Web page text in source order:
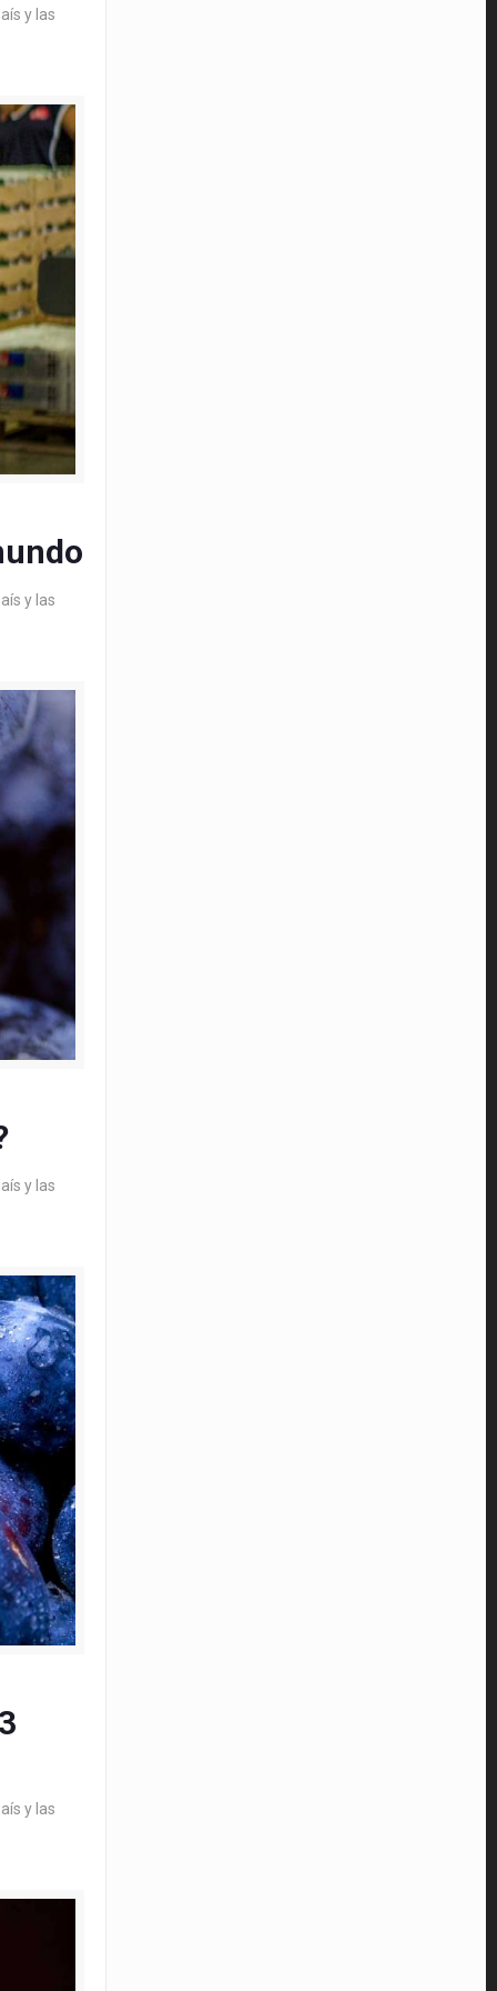
y las
y las
y las
y las